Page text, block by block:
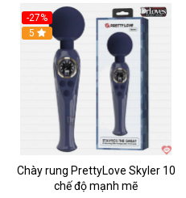
-27%
Hot
5
Chày rung PrettyLove Skyler 10
chế độ mạnh mẽ